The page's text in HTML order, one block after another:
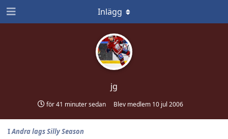
jg
för 41 minuter sedan Blev medlem 10 jul 2006
Inlägg
IAndra lags Silly Season